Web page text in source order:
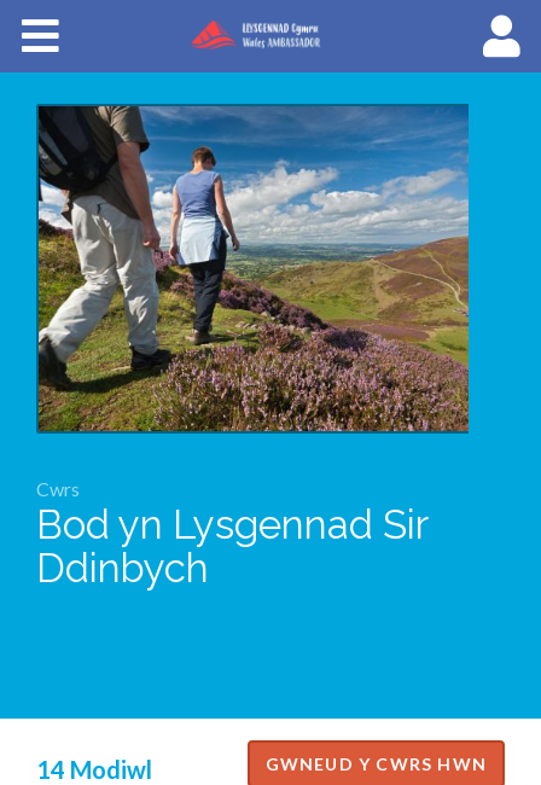
Llysgenhadon Cymru
English
Cwrs
Bod yn Lysgennad Sir
Ddinbych
14 Modiwl